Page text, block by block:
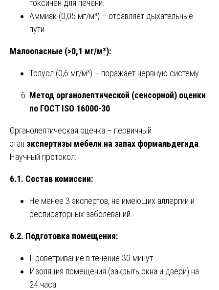
токсичен для печени.
Аммиак (0,05 мг/м³) – отравляет дыхательные
пути.
Малоопасные (>0,1 мг/м³):
Толуол (0,6 мг/м³) – поражает нервную систему.
Метод органолептической (сенсорной) оценки
по ГОСТ ISO 16000-30
Органолептическая оценка – первичный
этап экспертизы мебели на запах формальдегида
Научный протокол:
6.1. Состав комиссии:
Не менее 3 экспертов, не имеющих аллергии и
респираторных заболеваний.
6.2. Подготовка помещения:
Проветривание в течение 30 минут.
Изоляция помещения (закрыть окна и двери) на
24 часа.